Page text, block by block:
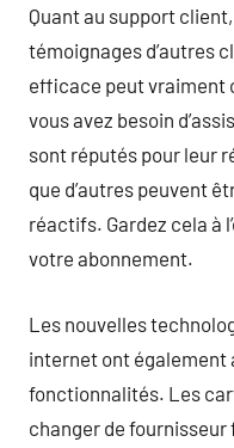
Quant au support
témoignages d’autres
efficace peut vraiment
vous avez besoin
sont réputés pour leur
que d’autres peuvent
réactifs. Gardez cela à
votre abonnement.
Les nouvelles
internet ont également
fonctionnalités. Les
changer de